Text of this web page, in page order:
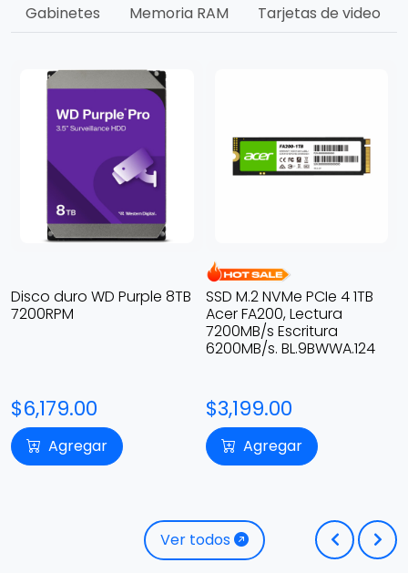
Gabinetes
Memoria RAM Tarjetas de video
SSD M.2 NVMe PCIe 4 1TB
Acer FA200, Lectura
$3,199.00
Agregar
HDD 3.5" SATA 2TB Western
Digital Blue, 5400RPM,
128MB Cache. WD20SPZX
$2,390.00
Agregar
Ver todos